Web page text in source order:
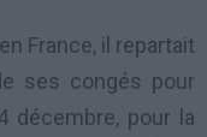
France, il repartait
ses congés pour
décembre, pour la